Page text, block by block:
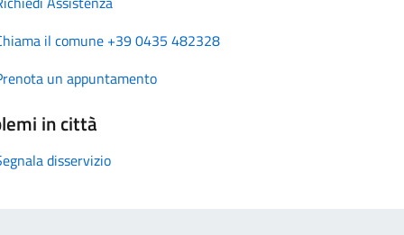
il comune +39 0435 482328
un appuntamento
in città
disservizio